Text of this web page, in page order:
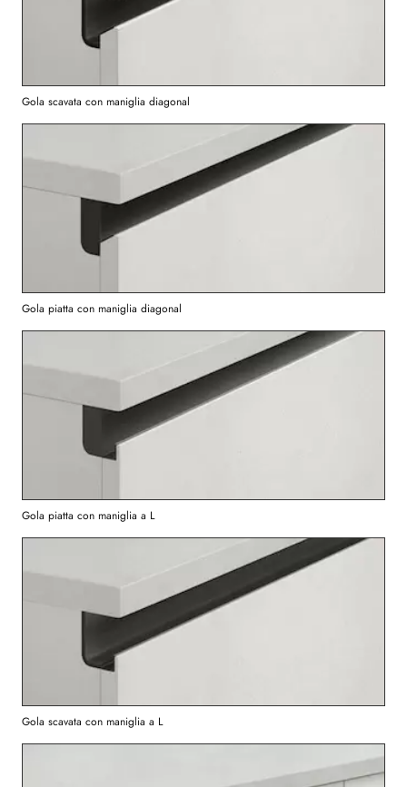
Gola scavata con maniglia diagonal
Gola piatta con maniglia diagonal
Gola piatta con maniglia a L
Gola scavata con maniglia a L